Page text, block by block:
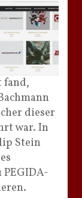
fand,
dieser
war. In
Stein